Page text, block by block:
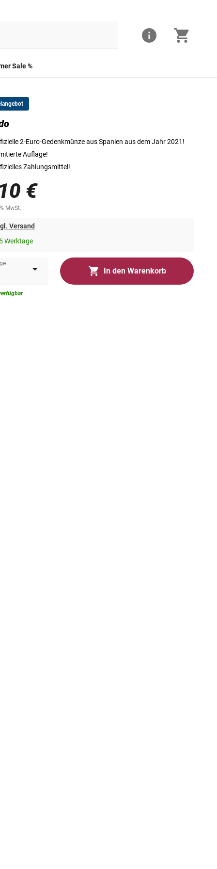
Sale %
2-Euro-Gedenkmünze aus Spanien aus dem Jahr 2021!
Auflage!
Zahlungsmittel!
€
MwSt.
Versand
Werktage
In den Warenkorb